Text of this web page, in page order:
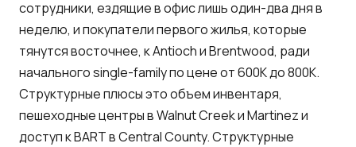
сотрудники, ездящие в офис лишь один-два дня в
неделю, и покупатели первого жилья, которые
тянутся восточнее, к Antioch и Brentwood, ради
начального single-family по цене от 600K до 800K.
Структурные плюсы это объем инвентаря,
пешеходные центры в Walnut Creek и Martinez и
доступ к BART в Central County. Структурные